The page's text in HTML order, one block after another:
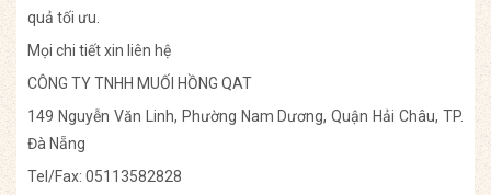
quả tối ưu.
Mọi chi tiết xin liên hệ
CÔNG TY TNHH MUỐI HỒNG QAT
149 Nguyễn Văn Linh, Phường Nam Dương, Quận Hải Châu, TP.
Đà Nẵng
Tel/Fax: 05113582828